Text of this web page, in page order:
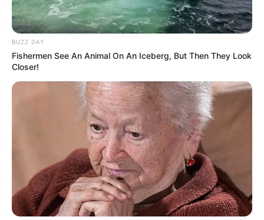
BUZZ DAY
Fishermen See An Animal On An Iceberg, But Then They Look
Closer!